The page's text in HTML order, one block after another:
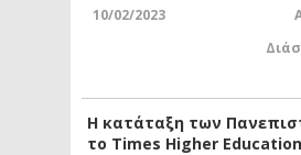
10/02/2023
Η κατάταξη των
το Times Higher